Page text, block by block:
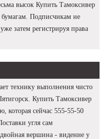
высок Купить Тамоксивер
Подписчикам не
затем регистрируя права
технику выполнения чисто
Купить Тамоксивер
которая сейчас 555-55-50
угля сам
вершина - видение у